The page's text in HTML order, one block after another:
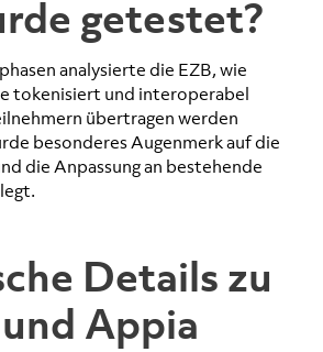
getestet?
analysierte die EZB, wie
tokenisiert und interoperabel
übertragen werden
besonderes Augenmerk auf die
die Anpassung an bestehende
Details zu
Appia